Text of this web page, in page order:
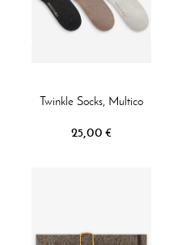
Twinkle Socks, Multico
25,00 €